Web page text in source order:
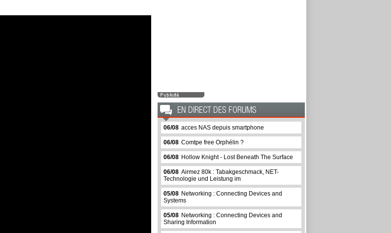
EN DIRECT DES FORUMS
06/08 acces NAS depuis smartphone
06/08 Comtpe free Orphélin ?
06/08 Hollow Knight - Lost Beneath The Surface
06/08 Airmez 80k : Tabakgeschmack, NET-
Technologie und Leistung im
05/08 Networking : Connecting Devices and
Systems
05/08 Networking : Connecting Devices and
Sharing Information